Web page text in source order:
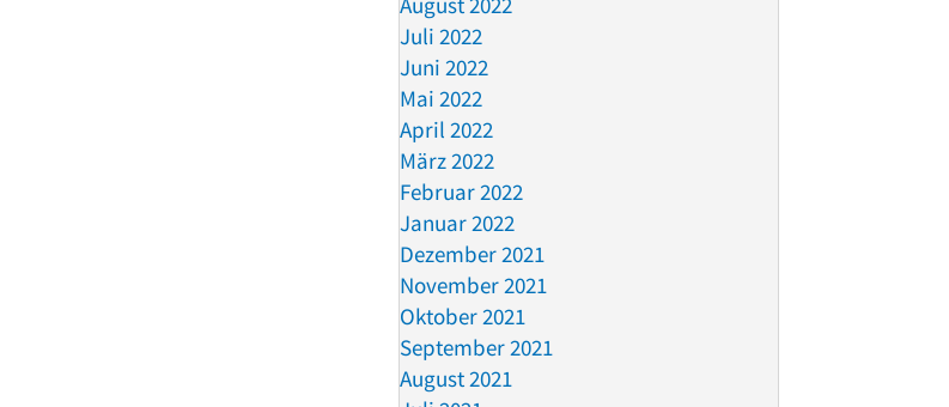
Juli 2022
Juni 2022
Mai 2022
April 2022
März 2022
Februar 2022
Januar 2022
Dezember 2021
November 2021
Oktober 2021
September 2021
August 2021